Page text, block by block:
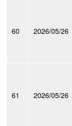
60 2026/05/26
61 2026/05/26